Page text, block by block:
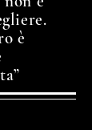
è